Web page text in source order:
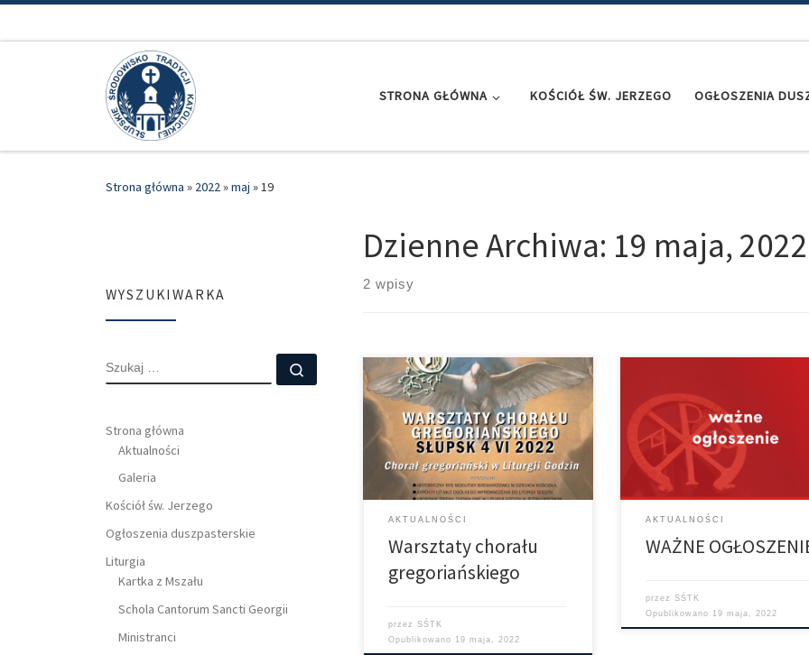
STRONA GŁÓWNA KOŚCIÓŁ ŚW. JERZEGO OGŁOSZENIA
Strona główna » 2022»maj »19
Dzienne Archiwa: 19 maja, 2022
2 wpisy
Zapraszamy na warsztaty chorału
gregoriańskiego, które odbędą się już
4 czerwca w parafii pw. św. Jana
Kantego w Słupsku. Koszt 95 złotych.
Więcej informacji na plakacie.
AKTUALNOŚCI
Warsztaty chorału
gregoriańskiego
przezSŚTK
Opublikowano 19 maja, 2022
NIE BĘDZIE MSZY ŚWIĘTEJ W
NIEDZIELĘ 22 MAJA! Następna Msza
ZA DWA TYGODNIE – 29 MAJA – JAK
ZWYKLE O 13:00.
AKTUALNOŚCI
WAŻNE
przezSŚTK
Opublikowano 19 maja, 2022
WYSZUKIWARKA
SZUKAJ Szukaj …
Strona główna
Aktualności
Galeria
Kościół św. Jerzego
Ogłoszenia duszpasterskie
Liturgia
Kartka z Mszału
Schola Cantorum Sancti Georgii
Ministranci